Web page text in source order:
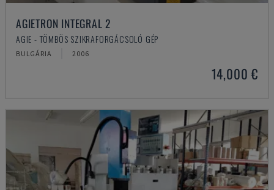
AGIETRON INTEGRAL 2
AGIE - TÖMBÖS SZIKRAFORGÁCSOLÓ GÉP
BULGÁRIA 2006
14,000 €